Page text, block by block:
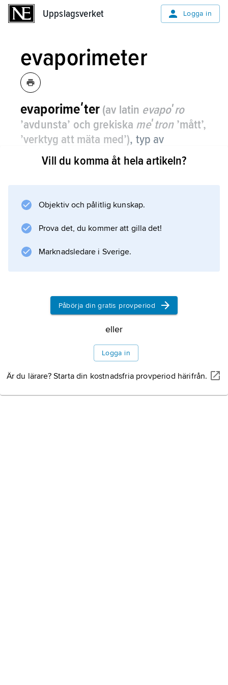
Uppslagsverket Logga in
evaporimeter
evaporimeʹter (av latin evapoʹro
’avdunsta’ och grekiska meʹtron’mått’,
’verktyg att mäta med’), typ av
avdunstningsmätaresom registrerar
vattenförlusten från ett kärl.
avdunstningen. Genom erfarenhetsmässiga
avdunstningen på platsen.
Vill du komma åt hela artikeln?
Objektiv och pålitlig kunskap.
Prova det, du kommer att gilla det!
Marknadsledare i Sverige.
Påbörja din gratis provperiod
eller
Logga in
Är du lärare? Starta din kostnadsfria provperiod härifrån.